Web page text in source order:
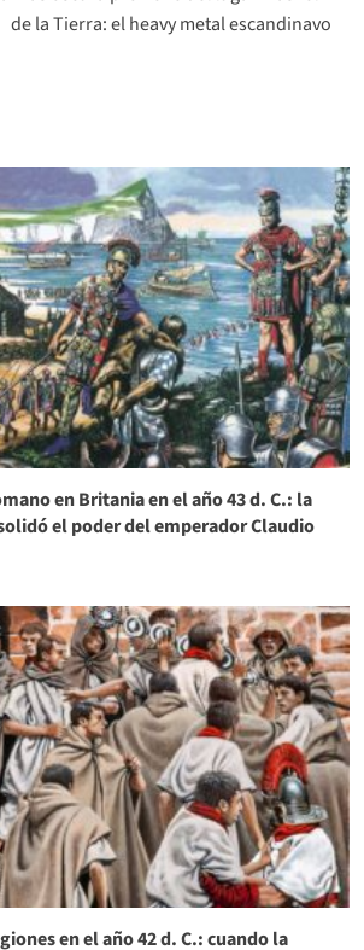
de la Tierra: el heavy metal escandinavo
en Britania en el año 43 d. C.: la
el poder del emperador Claudio
en el año 42 d. C.: cuando la